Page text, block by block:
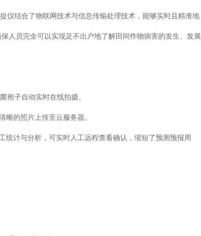
仪结合了物联网技术与信息传输处理技术，能够实时且精准地
人员完全可以实现足不出户地了解田间作物病害的发生、发展
孢子自动实时在线拍摄。
晰的照片上传至云服务器。
计与分析，可实时人工远程查看确认，缩短了预测预报周